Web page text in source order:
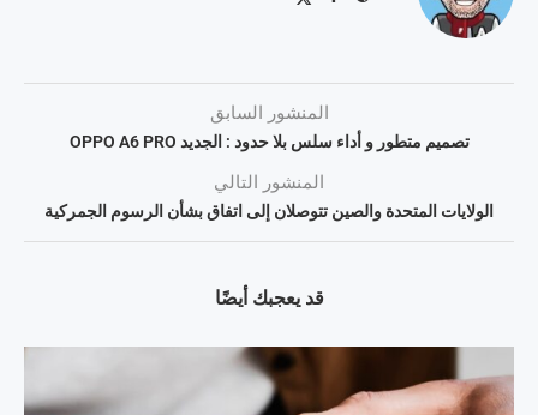
المنشور السابق
تصمیم متطور و أداء سلس بلا حدود : الجدید OPPO A6 PRO
المنشور التالي
الولايات المتحدة والصين تتوصلان إلى اتفاق بشأن الرسوم الجمركية
قد يعجبك أيضًا